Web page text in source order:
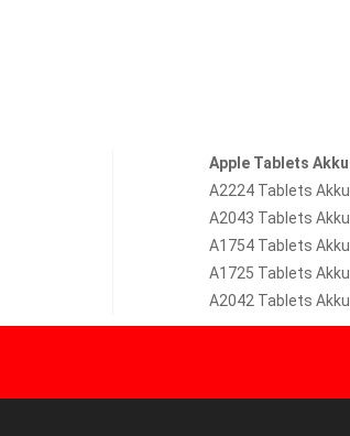
Apple Tablets Akku
A2224 Tablets Akku
A2043 Tablets Akku
A1754 Tablets Akku
A1725 Tablets Akku
A2042 Tablets Akku